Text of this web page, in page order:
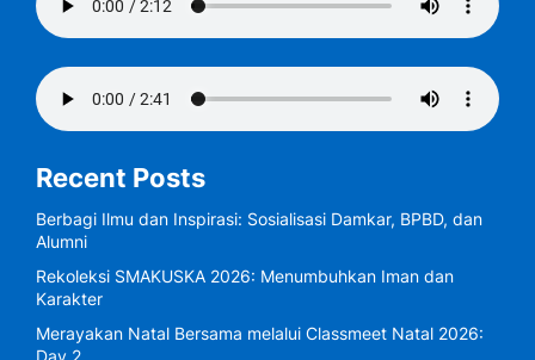
Recent Posts
Berbagi Ilmu dan Inspirasi: Sosialisasi Damkar, BPBD, dan
Alumni
Rekoleksi SMAKUSKA 2026: Menumbuhkan Iman dan
Karakter
Merayakan Natal Bersama melalui Classmeet Natal 2026:
Day 2